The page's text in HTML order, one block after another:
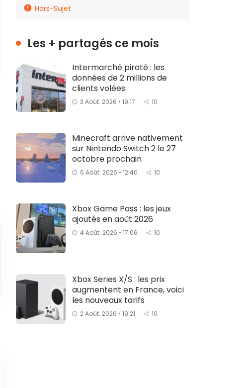
Hors-Sujet
Les + partagés ce mois
Intermarché piraté : les
données de 2 millions de
clients volées
3 Août. 2026 • 19:17 10
Minecraft arrive nativement
sur Nintendo Switch 2 le 27
octobre prochain
6 Août. 2026 • 12:40 10
Xbox Game Pass : les jeux
ajoutés en août 2026
4 Août. 2026 • 17:06 10
Xbox Series X/S : les prix
augmentent en France, voici
les nouveaux tarifs
2 Août. 2026 • 19:21 10